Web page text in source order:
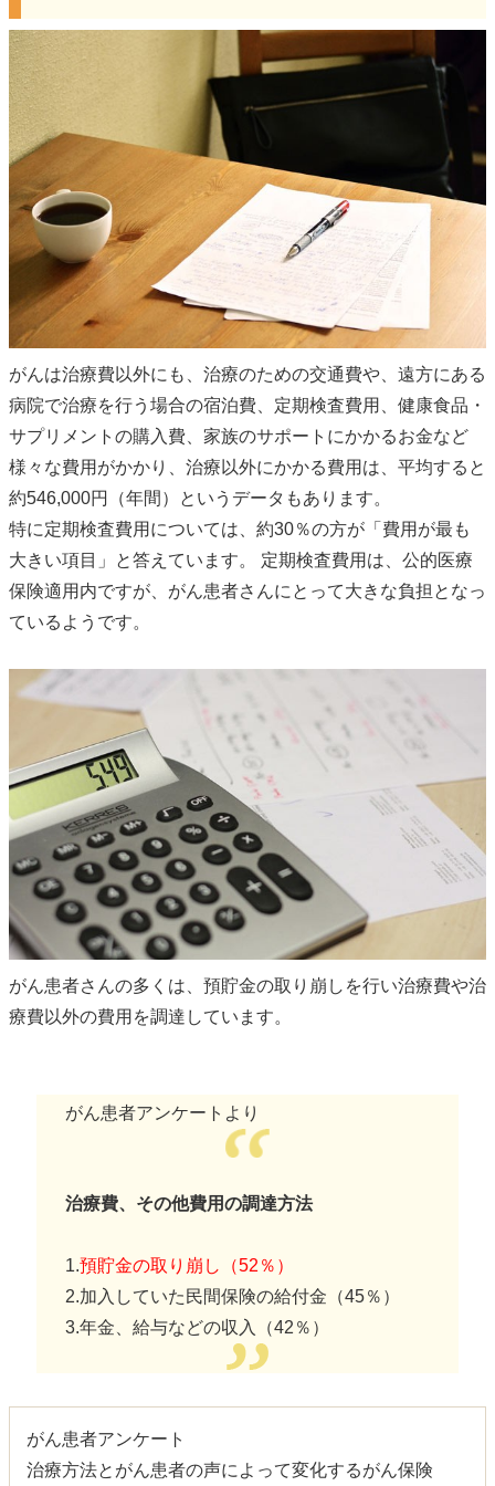
がんは治療費以外にも、治療のための交通費や、遠方にある
病院で治療を行う場合の宿泊費、定期検査費用、健康食品・
サプリメントの購入費、家族のサポートにかかるお金など
様々な費用がかかり、治療以外にかかる費用は、平均すると
約546,000円（年間）というデータもあります。
特に定期検査費用については、約30％の方が「費用が最も
大きい項目」と答えています。 定期検査費用は、公的医療
保険適用内ですが、がん患者さんにとって大きな負担となっ
ているようです。
がん患者さんの多くは、預貯金の取り崩しを行い治療費や治
療費以外の費用を調達しています。
がん患者アンケートより
治療費、その他費用の調達方法
1.預貯金の取り崩し（52％）
2.加入していた民間保険の給付金（45％）
3.年金、給与などの収入（42％）
がん患者アンケート
治療方法とがん患者の声によって変化するがん保険